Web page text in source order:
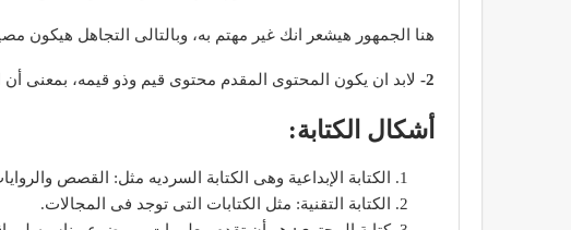
هنا الجمهور هيشعر انك غير مهتم به، وبالتالى التجاهل هيكون
2- لابد ان يكون المحتوى المقدم محتوى قيم وذو قيمه، بمعنى أن
أشكال الكتابة:
الكتابة الإبداعية وهى الكتابة السرديه مثل: القصص
الكتابة التقنية: مثل الكتابات التى توجد فى المجالات.